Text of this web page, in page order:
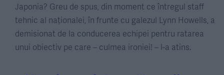
Japonia? Greu de spus, din moment ce întregul staff
tehnic al naționalei, în frunte cu galezul Lynn Howells, a
demisionat de la conducerea echipei pentru ratarea
unui obiectiv pe care – culmea ironiei! – l-a atins.